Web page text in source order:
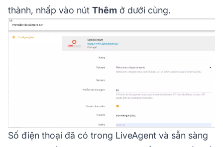
thành, nhấp vào nút Thêm ở dưới cùng.
Số điện thoại đã có trong LiveAgent và sẵn sàng